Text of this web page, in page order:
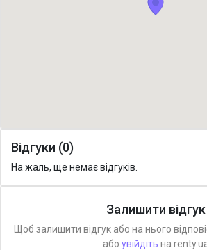
Відгуки (0)
На жаль, ще немає відгуків.
Залишити відгук
Щоб залишити відгук або на нього
або увійдіть на